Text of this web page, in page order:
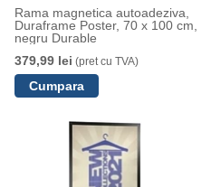
Rama magnetica autoadeziva,
Duraframe Poster, 70 x 100 cm,
negru Durable
379,99 lei (pret cu TVA)